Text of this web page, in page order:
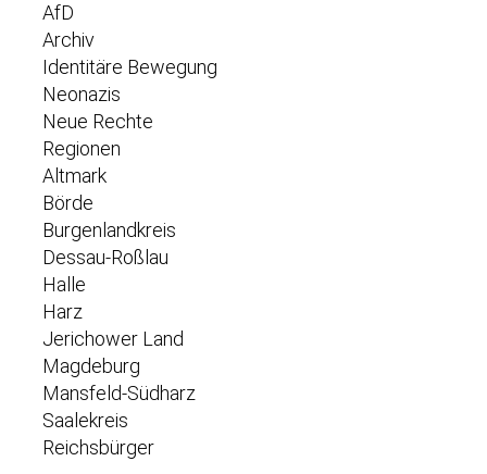
AfD
Archiv
Identitäre Bewegung
Neonazis
Neue Rechte
Regionen
Altmark
Börde
Burgenlandkreis
Dessau-Roßlau
Halle
Harz
Jerichower Land
Magdeburg
Mansfeld-Südharz
Saalekreis
Reichsbürger